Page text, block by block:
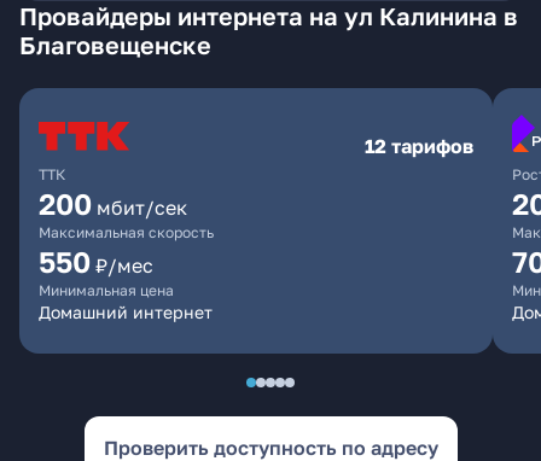
Провайдеры интернета на ул Калинина в
Благовещенске
ТТК
12 тарифов
200 мбит/сек
Максимальная скорость
550 ₽/мес
Минимальная цена
Домашний интернет
Проверить доступность по адресу